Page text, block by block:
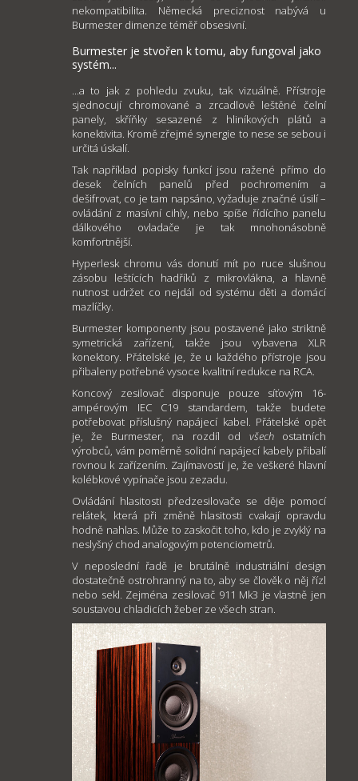
nekompatibilita. Německá preciznost nabývá u
Burmester dimenze téměř obsesivní.
Burmester je stvořen k tomu, aby fungoval jako
systém...
...a to jak z pohledu zvuku, tak vizuálně. Přístroje
sjednocují chromované a zrcadlově leštěné čelní
panely, skříňky sesazené z hliníkových plátů a
konektivita. Kromě zřejmé synergie to nese se sebou i
určitá úskalí.
Tak například popisky funkcí jsou ražené přímo do
desek čelních panelů před pochromením a
dešifrovat, co je tam napsáno, vyžaduje značné úsilí –
ovládání z masívní cihly, nebo spíše řídícího panelu
dálkového ovladače je tak mnohonásobně
komfortnější.
Hyperlesk chromu vás donutí mít po ruce slušnou
zásobu leštících hadříků z mikrovlákna, a hlavně
nutnost udržet co nejdál od systému děti a domácí
mazlíčky.
Burmester komponenty jsou postavené jako striktně
symetrická zařízení, takže jsou vybavena XLR
konektory. Přátelské je, že u každého přístroje jsou
přibaleny potřebné vysoce kvalitní redukce na RCA.
Koncový zesilovač disponuje pouze síťovým 16-
ampérovým IEC C19 standardem, takže budete
potřebovat příslušný napájecí kabel. Přátelské opět
je, že Burmester, na rozdíl od všech ostatních
výrobců, vám poměrně solidní napájecí kabely přibalí
rovnou k zařízením. Zajímavostí je, že veškeré hlavní
kolébkové vypínače jsou zezadu.
Ovládání hlasitosti předzesilovače se děje pomocí
relátek, která při změně hlasitosti cvakají opravdu
hodně nahlas. Může to zaskočit toho, kdo je zvyklý na
neslyšný chod analogovým potenciometrů.
V neposlední řadě je brutálně industriální design
dostatečně ostrohranný na to, aby se člověk o něj řízl
nebo sekl. Zejména zesilovač 911 Mk3 je vlastně jen
soustavou chladicích žeber ze všech stran.